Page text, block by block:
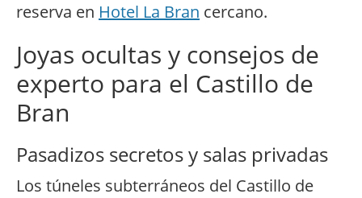
reserva en Hotel La Bran cercano.
Joyas ocultas y consejos de
experto para el Castillo de
Bran
Pasadizos secretos y salas privadas
Los túneles subterráneos del Castillo de